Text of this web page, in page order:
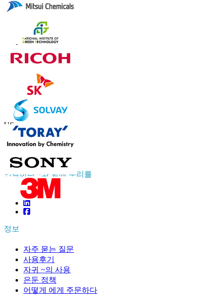
연락하다 우리를
US+1 833 909 2966 ( Toll Free )
+44 808 502 0280 (Toll Free )
APAC+91 744 740 1245
sales@fortunebusinessinsights.com
연결하다 ~와 함께 우리를
정보
자주 묻는 질문
사용후기
자귀 ~의 사용
은둔 정책
어떻게 에게 주문하다